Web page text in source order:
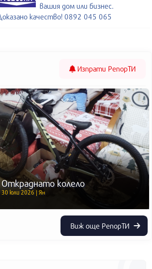
вашия дом или бизнес.
качество! 0892 045 065
Изпрати РепорТИ
Откраднато колело
30 юли 2026 | Ян
Виж още РепорТИ